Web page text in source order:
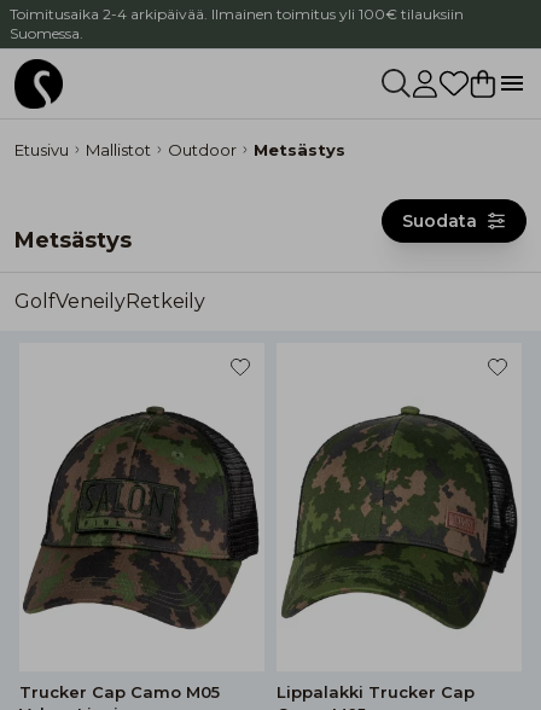
Toimitusaika 2-4 arkipäivää. Ilmainen toimitus yli 100€ tilauksiin
Suomessa.
Etusivu Mallistot Outdoor Metsästys
Metsästys
Suodata
GolfVeneilyRetkeily
Trucker Cap Camo M05
Lippalakki Trucker Cap